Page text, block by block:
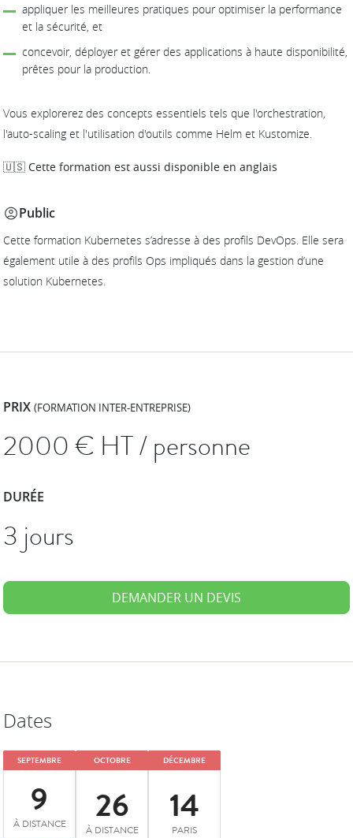
appliquer les meilleures pratiques pour optimiser la performance
et la sécurité, et
concevoir, déployer et gérer des applications à haute disponibilité,
prêtes pour la production.
Vous explorerez des concepts essentiels tels que l'orchestration,
l'auto-scaling et l'utilisation d'outils comme Helm et Kustomize.
🇺🇸 Cette formation est aussi disponible en anglais
Public
Cette formation Kubernetes s’adresse à des profils DevOps. Elle sera
également utile à des profils Ops impliqués dans la gestion d’une
solution Kubernetes.
PRIX(FORMATION INTER-ENTREPRISE)
2000€ HT / personne
DURÉE
3 jours
DEMANDER UN DEVIS
Dates
SEPTEMBRE
9
À DISTANCE
OCTOBRE
26
À DISTANCE
DÉCEMBRE
14
PARIS